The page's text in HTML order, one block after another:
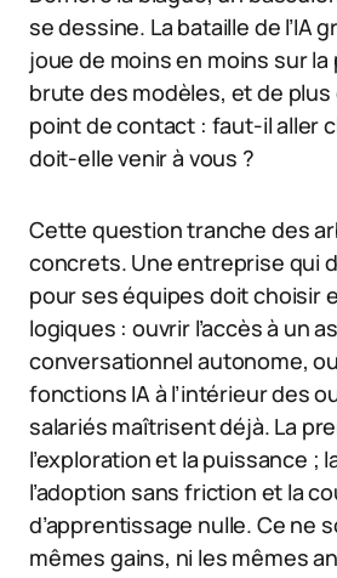
se dessine. La bataille de l’IA
joue de moins en moins sur
brute des modèles, et de plus
point de contact : faut-il aller
doit-elle venir à vous ?
Cette question tranche des
concrets. Une entreprise qui
pour ses équipes doit choisir
logiques : ouvrir l’accès à un
conversationnel autonome,
fonctions IA à l’intérieur des
salariés maîtrisent déjà. La
l’exploration et la puissance ;
l’adoption sans friction et la
d’apprentissage nulle. Ce ne
mêmes gains, ni les mêmes